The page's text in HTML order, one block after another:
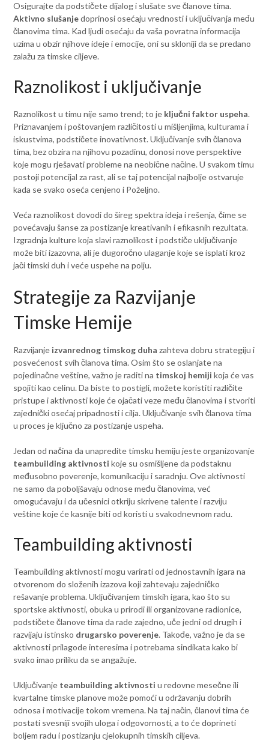
Osigurajte da podstičete dijalog i slušate sve članove tima.
Aktivno slušanjedoprinosi osećaju vrednosti i uključivanja među
članovima tima. Kad ljudi osećaju da vaša povratna informacija
uzima u obzir njihove ideje i emocije, oni su skloniji da se predano
zalažu za timske ciljeve.
Raznolikost i uključivanje
Raznolikost u timu nije samo trend; to je ključni faktor uspeha.
Priznavanjem i poštovanjem različitosti u mišljenjima, kulturama i
iskustvima, podstičete inovativnost. Uključivanje svih članova
tima, bez obzira na njihovu pozadinu, donosi nove perspektive
koje mogu rješavati probleme na neobične načine. U svakom timu
postoji potencijal za rast, ali se taj potencijal najbolje ostvaruje
kada se svako oseća cenjeno i Poželjno.
Veća raznolikost dovodi do šireg spektra ideja i rešenja, čime se
povećavaju šanse za postizanje kreativanih i efikasnih rezultata.
Izgradnja kulture koja slavi raznolikost i podstiče uključivanje
može biti izazovna, ali je dugoročno ulaganje koje se isplati kroz
jači timski duh i veće uspehe na polju.
Strategije za Razvijanje
Timske Hemije
Razvijanje izvanrednog timskog duha zahteva dobru strategiju i
posvećenost svih članova tima. Osim što se oslanjate na
pojedinačne veštine, važno je raditi na timskoj hemiji koja će vas
spojiti kao celinu. Da biste to postigli, možete koristiti različite
pristupe i aktivnosti koje će ojačati veze među članovima i stvoriti
zajednički osećaj pripadnosti i cilja. Uključivanje svih članova tima
u proces je ključno za postizanje uspeha.
Jedan od načina da unapredite timsku hemiju jeste organizovanje
teambuilding aktivnosti koje su osmišljene da podstaknu
međusobno poverenje, komunikaciju i saradnju. Ove aktivnosti
ne samo da poboljšavaju odnose među članovima, već
omogućavaju i da učesnici otkriju skrivene talente i razviju
veštine koje će kasnije biti od koristi u svakodnevnom radu.
Teambuilding aktivnosti
Teambuilding aktivnosti mogu varirati od jednostavnih igara na
otvorenom do složenih izazova koji zahtevaju zajedničko
rešavanje problema. Uključivanjem timskih igara, kao što su
sportske aktivnosti, obuka u prirodi ili organizovane radionice,
podstičete članove tima da rade zajedno, uče jedni od drugih i
razvijaju istinsko drugarsko poverenje. Takođe, važno je da se
aktivnosti prilagode interesima i potrebama sindikata kako bi
svako imao priliku da se angažuje.
Uključivanje teambuilding aktivnosti u redovne mesečne ili
kvartalne timske planove može pomoći u održavanju dobrih
odnosa i motivacije tokom vremena. Na taj način, članovi tima će
postati svesniji svojih uloga i odgovornosti, a to će doprineti
boljem radu i postizanju cjelokupnih timskih ciljeva.